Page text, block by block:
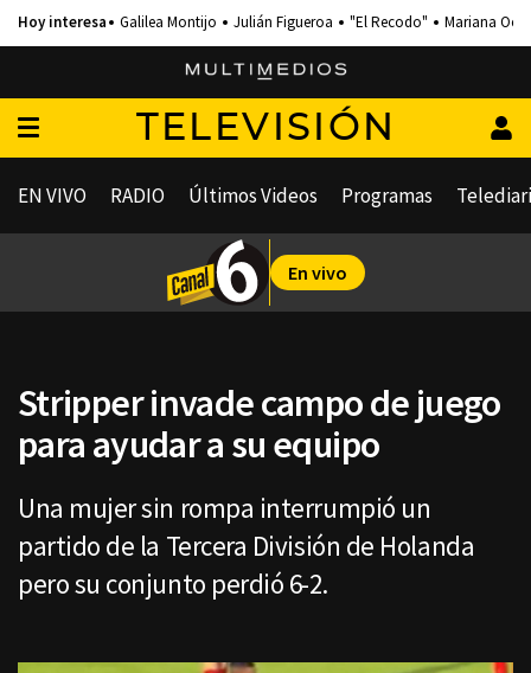
Galilea Montijo Julián Figueroa "El Recodo" Mariana
TELEVISIÓN
EN VIVO RADIO Últimos Videos Programas
En vivo
Stripper invade campo de juego
para ayudar a su equipo
Una mujer sin rompa interrumpió un
partido de la Tercera División de Holanda
pero su conjunto perdió 6-2.